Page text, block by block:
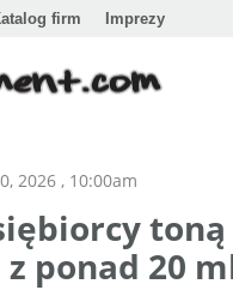
firm Imprezy
2026 , 10:00am
toną
ponad 20